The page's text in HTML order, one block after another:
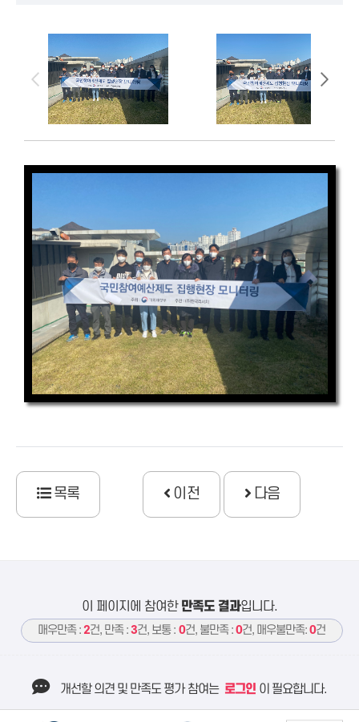
목록 이전 다음
이 페이지에 참여한 만족도 결과입니다.
매우만족 :2건, 만족 :3건, 보통 : 0건, 불만족 :0건, 매우불만족:0건
개선할 의견 및 만족도 평가 참여는 로그인 이 필요합니다.